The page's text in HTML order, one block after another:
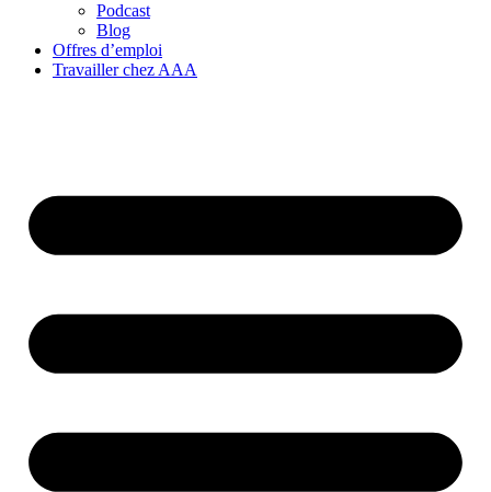
Podcast
Blog
Offres d’emploi
Travailler chez AAA